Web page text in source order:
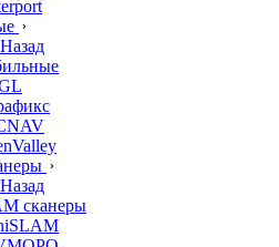
Назад
Назад
сканеры